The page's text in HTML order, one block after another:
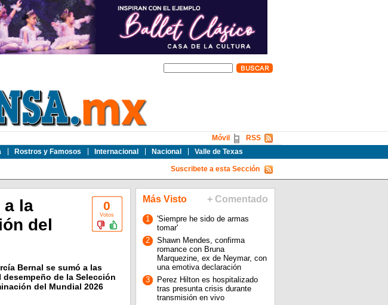
Rostros y Famosos Internacional Nacional Valle de Texas
RSS
Móvil
Suscribete a esta Sección
0
Votos
a la
del
Bernal se sumó a las
de la Selección
del Mundial 2026
Más Visto + Comentado
1
'Siempre he sido de armas
tomar'
2
Shawn Mendes, confirma
romance con Bruna
Marquezine, ex de Neymar, con
una emotiva declaración
3
Perez Hilton es hospitalizado
tras presunta crisis durante
transmisión en vivo